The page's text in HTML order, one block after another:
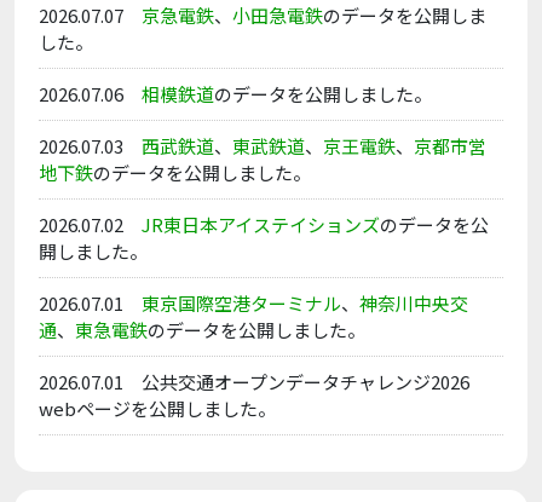
2026.07.07 京急電鉄、 小田急電鉄のデータを公開しま
した。
2026.07.06 相模鉄道のデータを公開しました。
2026.07.03 西武鉄道、 東武鉄道、 京王電鉄、 京都市営
地下鉄のデータを公開しました。
2026.07.02 JR東日本アイステイションズのデータを公
開しました。
2026.07.01 東京国際空港ターミナル、 神奈川中央交
通、 東急電鉄のデータを公開しました。
2026.07.01 公共交通オープンデータチャレンジ2026
webページを公開しました。